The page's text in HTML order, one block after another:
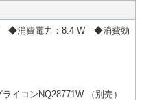
◆消費電力：8.4 W ◆消費効
イコンNQ28771W （別売）